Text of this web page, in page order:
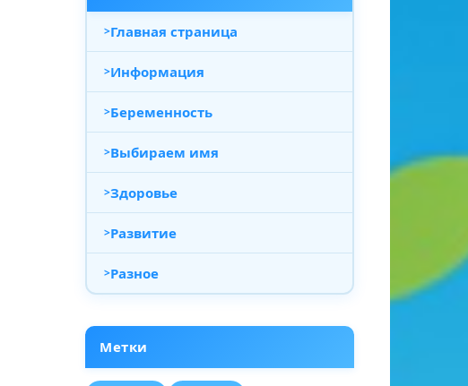
Главная страница
Информация
Беременность
Выбираем имя
Здоровье
Развитие
Разное
Метки